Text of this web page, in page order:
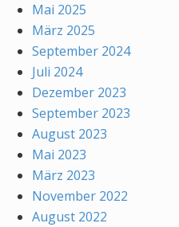
Mai 2025
März 2025
September 2024
Juli 2024
Dezember 2023
September 2023
August 2023
Mai 2023
März 2023
November 2022
August 2022